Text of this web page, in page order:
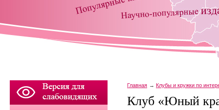
Главная Клубы и кружки по
Клуб «Юный